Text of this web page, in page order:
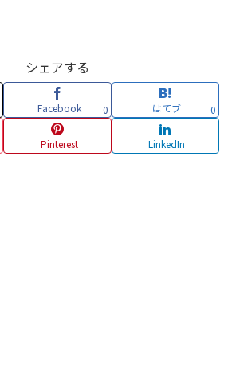
シェアする
Facebook 0 はてブ 0
Pinterest LinkedIn